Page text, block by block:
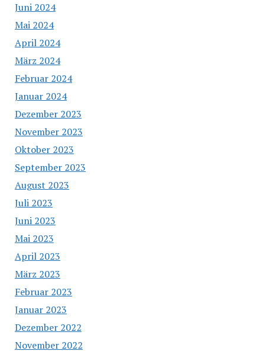
Juni 2024
Mai 2024
April 2024
März 2024
Februar 2024
Januar 2024
Dezember 2023
November 2023
Oktober 2023
September 2023
August 2023
Juli 2023
Juni 2023
Mai 2023
April 2023
März 2023
Februar 2023
Januar 2023
Dezember 2022
November 2022